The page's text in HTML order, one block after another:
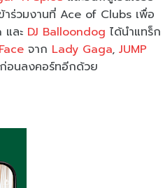
าร่วมงานที่ Ace of Clubs เพื่อ
และ DJ Balloondog ได้นำแทร็ก
จาก Lady Gaga, JUMP
ก่อนลงคอร์ทอีกด้วย